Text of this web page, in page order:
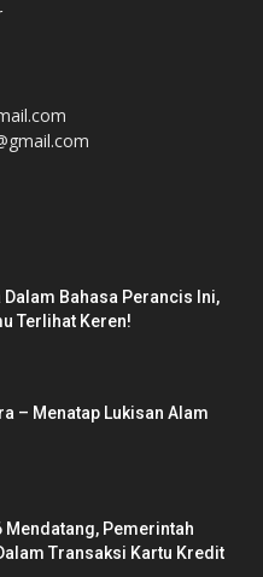
Dalam Bahasa Perancis Ini,
Terlihat Keren!
– Menatap Lukisan Alam
Mendatang, Pemerintah
Transaksi Kartu Kredit